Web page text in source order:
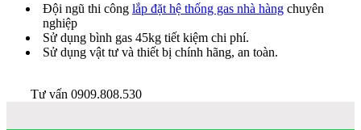
Đội ngũ thi công lắp đặt hệ thống gas nhà hàng chuyên
nghiệp
Sử dụng bình gas 45kg tiết kiệm chi phí.
Sử dụng vật tư và thiết bị chính hãng, an toàn.
Tư vấn 0909.808.530